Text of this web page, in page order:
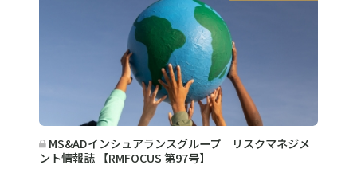
MS&ADインシュアランスグループ リスクマネジメ
ント情報誌 【RMFOCUS 第97号】